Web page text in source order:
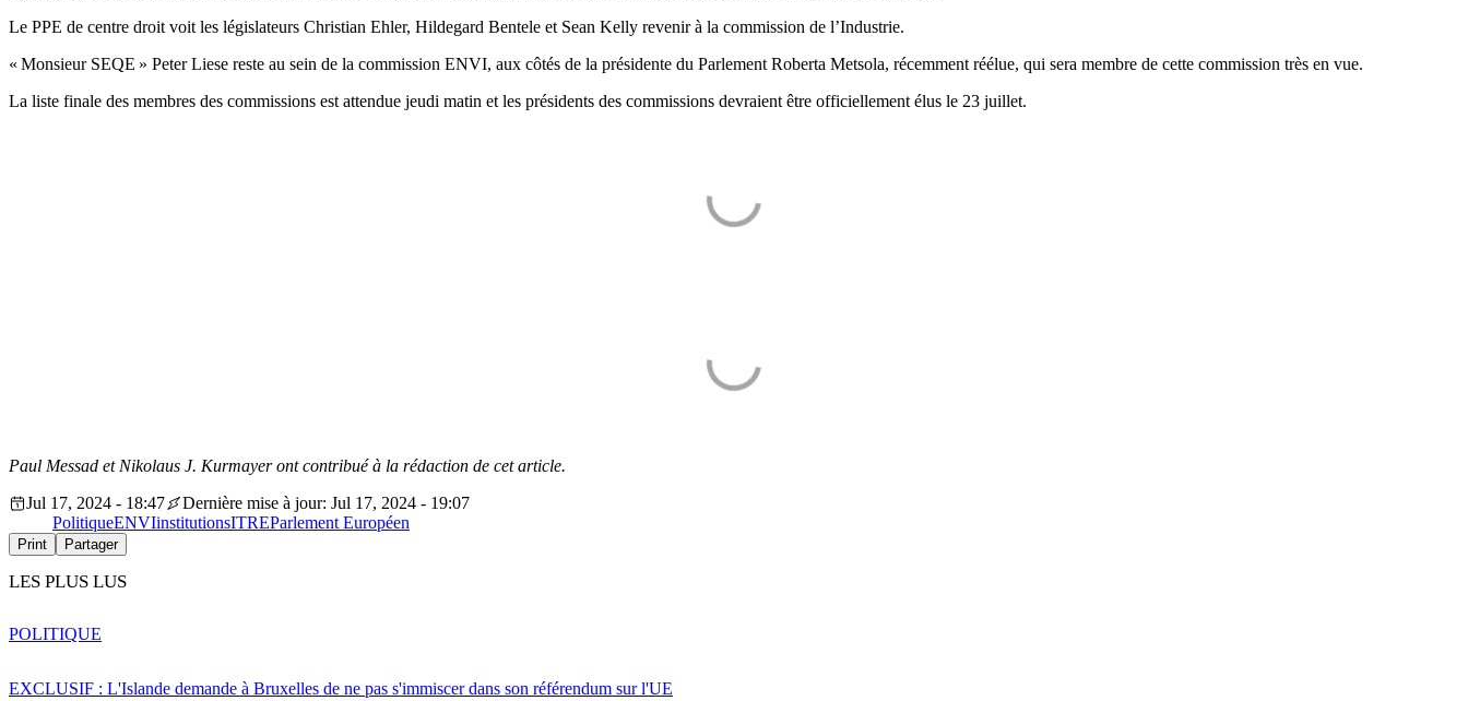
Le PPE de centre droit voit les législateurs Christian Ehler, Hildegard Bentele et Sean Kelly revenir à la commission de l’Industrie.
« Monsieur SEQE » Peter Liese reste au sein de la commission ENVI, aux côtés de la présidente du Parlement Roberta Metsola, récemment réélue, qui sera membre de cette commission très en vue.
La liste finale des membres des commissions est attendue jeudi matin et les présidents des commissions devraient être officiellement élus le 23 juillet.
Paul Messad et Nikolaus J. Kurmayer ont contribué à la rédaction de cet article.
Jul 17, 2024 - 18:47
Dernière mise à jour: Jul 17, 2024 - 19:07
PolitiqueENVIinstitutionsITREParlement Européen
Print Partager
LES PLUS LUS
EXCLUSIF : L'Islande demande à Bruxelles de ne pas s'immiscer dans son référendum sur l'UE
POLITIQUE